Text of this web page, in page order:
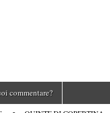
commentare?